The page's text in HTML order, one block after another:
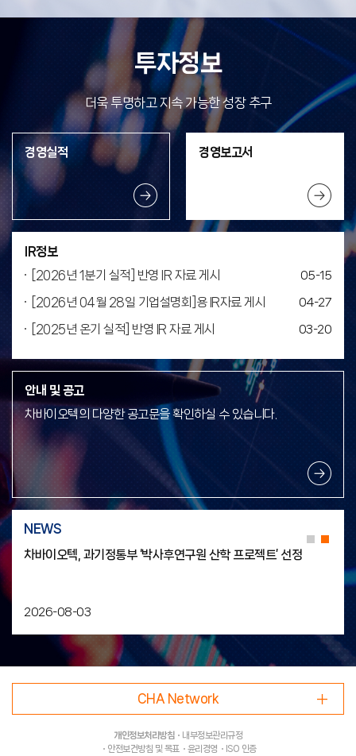
투자정보
더욱 투명하고 지속 가능한 성장 추구
경영실적 경영보고서
IR정보
[2026년 1분기 실적] 반영 IR 자료 게시
05-15
[2026년 04월 28일 기업설명회]용 IR자료 게시 04-27
[2025년 온기 실적] 반영 IR 자료 게시 03-20
안내 및 공고
차바이오텍의 다양한 공고문을 확인하실 수 있습니다.
NEWS
차바이오텍, 과기정통부 ‘박사후연구원 산학 프로젝트’ 선정
2026-08-03
CHA Network
개인정보처리방침
내부정보관리규정
안전보건방침 및 목표
윤리경영 ISO 인증